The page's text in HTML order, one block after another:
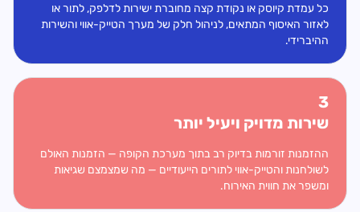
כל עמדת קיוסק או נקודת קצה מחוברת ישירות לדלפק, לתור או
לאזור האיסוף המתאים, לניהול חלק של מערך הטייק-אווי והשירות
ההיברידי.
3
שירות מדויק ויעיל יותר
ההזמנות זורמות בדיוק רב בתוך מערכת הקופה — הזמנות האולם
לשולחנות והטייק-אווי לתורים הייעודיים — מה שמצמצם שגיאות
ומשפר את חווית האירוח.